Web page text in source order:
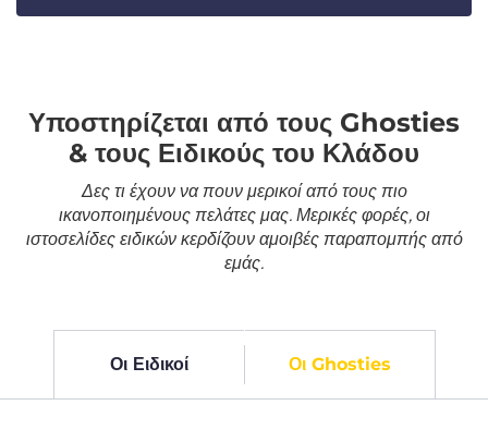
Υποστηρίζεται από τους Ghosties
& τους Ειδικούς του Κλάδου
Δες τι έχουν να πουν μερικοί από τους πιο
ικανοποιημένους πελάτες μας. Μερικές φορές, οι
ιστοσελίδες ειδικών κερδίζουν αμοιβές παραπομπής από
εμάς.
Οι Ειδικοί Οι Ghosties